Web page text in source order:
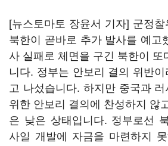
[뉴스토마토 장윤서 기자] 군정
북한이 곧바로 추가 발사를 예고
사 실패로 체면을 구긴 북한이 또
니다. 정부는 안보리 결의 위반
고 나섰습니다. 하지만 중국과
위한 안보리 결의에 찬성하지 않
은 낮은 상태입니다. 정부로선
사일 개발에 자금을 마련하지